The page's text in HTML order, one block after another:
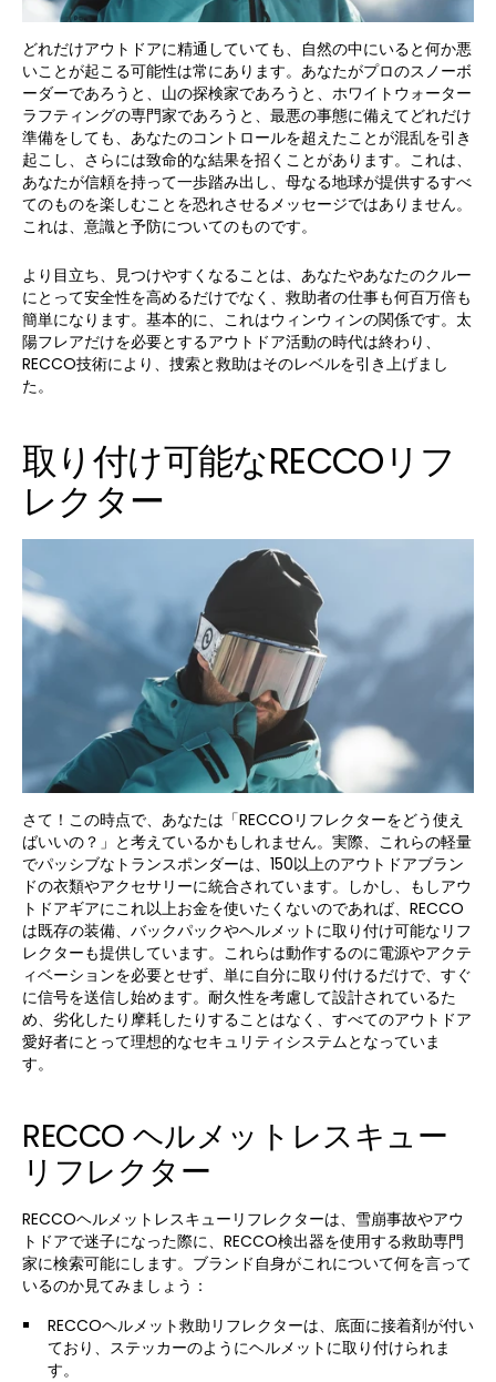
どれだけアウトドアに精通していても、自然の中にいると何か悪
いことが起こる可能性は常にあります。あなたがプロのスノーボ
ーダーであろうと、山の探検家であろうと、ホワイトウォーター
ラフティングの専門家であろうと、最悪の事態に備えてどれだけ
準備をしても、あなたのコントロールを超えたことが混乱を引き
起こし、さらには致命的な結果を招くことがあります。これは、
あなたが信頼を持って一歩踏み出し、母なる地球が提供するすべ
てのものを楽しむことを恐れさせるメッセージではありません。
これは、意識と予防についてのものです。
より目立ち、見つけやすくなることは、あなたやあなたのクルー
にとって安全性を高めるだけでなく、救助者の仕事も何百万倍も
簡単になります。基本的に、これはウィンウィンの関係です。太
陽フレアだけを必要とするアウトドア活動の時代は終わり、
RECCO技術により、捜索と救助はそのレベルを引き上げまし
た。
取り付け可能なRECCOリフ
レクター
さて！この時点で、あなたは「RECCOリフレクターをどう使え
ばいいの？」と考えているかもしれません。実際、これらの軽量
でパッシブなトランスポンダーは、150以上のアウトドアブラン
ドの衣類やアクセサリーに統合されています。しかし、もしアウ
トドアギアにこれ以上お金を使いたくないのであれば、RECCO
は既存の装備、バックパックやヘルメットに取り付け可能なリフ
レクターも提供しています。これらは動作するのに電源やアクテ
ィベーションを必要とせず、単に自分に取り付けるだけで、すぐ
に信号を送信し始めます。耐久性を考慮して設計されているた
め、劣化したり摩耗したりすることはなく、すべてのアウトドア
愛好者にとって理想的なセキュリティシステムとなっていま
す。
RECCO ヘルメットレスキュー
リフレクター
RECCOヘルメットレスキューリフレクターは、雪崩事故やアウ
トドアで迷子になった際に、RECCO検出器を使用する救助専門
家に検索可能にします。ブランド自身がこれについて何を言って
いるのか見てみましょう：
RECCOヘルメット救助リフレクターは、底面に接着剤が付い
ており、ステッカーのようにヘルメットに取り付けられま
す。